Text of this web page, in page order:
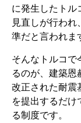
に発生したトル
見直しが行わ
準だと言われま
そんなトルコで
るのが、建築恩
改正された耐震
を提出するだけ
る制度です。